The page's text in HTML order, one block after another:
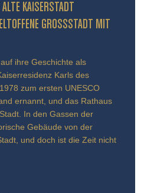
KAISERSTADT PR
GROSSSTADT MIT HIS
ihre Geschichte als
Karls des
zum ersten UNESCO
ernannt, und das Rathaus
In den Gassen der
Gebäude von der
und doch ist die Zeit nicht